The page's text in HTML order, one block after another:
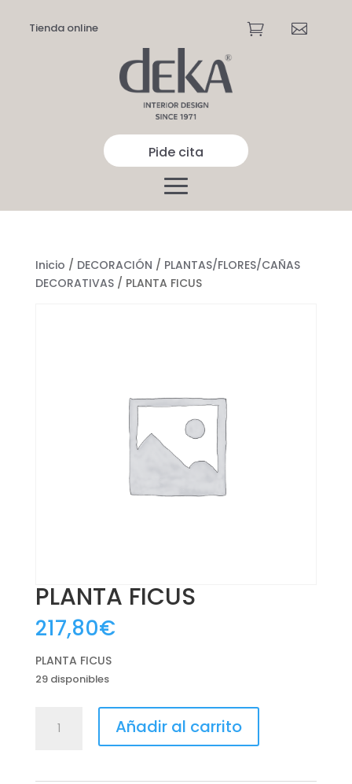
Tienda online  
Pide cita
Inicio / DECORACIÓN / PLANTAS/FLORES/CAÑAS
DECORATIVAS/ PLANTA FICUS
PLANTA FICUS
217,80€
PLANTA FICUS
29 disponibles
FICUS
Añadir al carrito